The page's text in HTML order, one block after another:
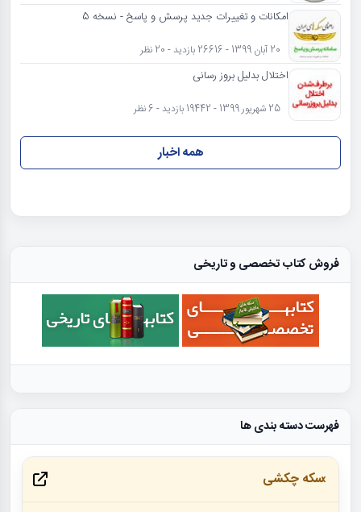
امکانات و تغییرات جدید پرسش و پاسخ - نسخه 5
20 آبان 1399 - 26616 بازدید - 20 نظر
اختلال بدلیل بروز رسانی
25 شهریور 1399 - 19442 بازدید - 6 نظر
همه اخبار
فروش کتاب تخصصی و تاریخی
فهرست دسته بندی ها
سکه چکشی